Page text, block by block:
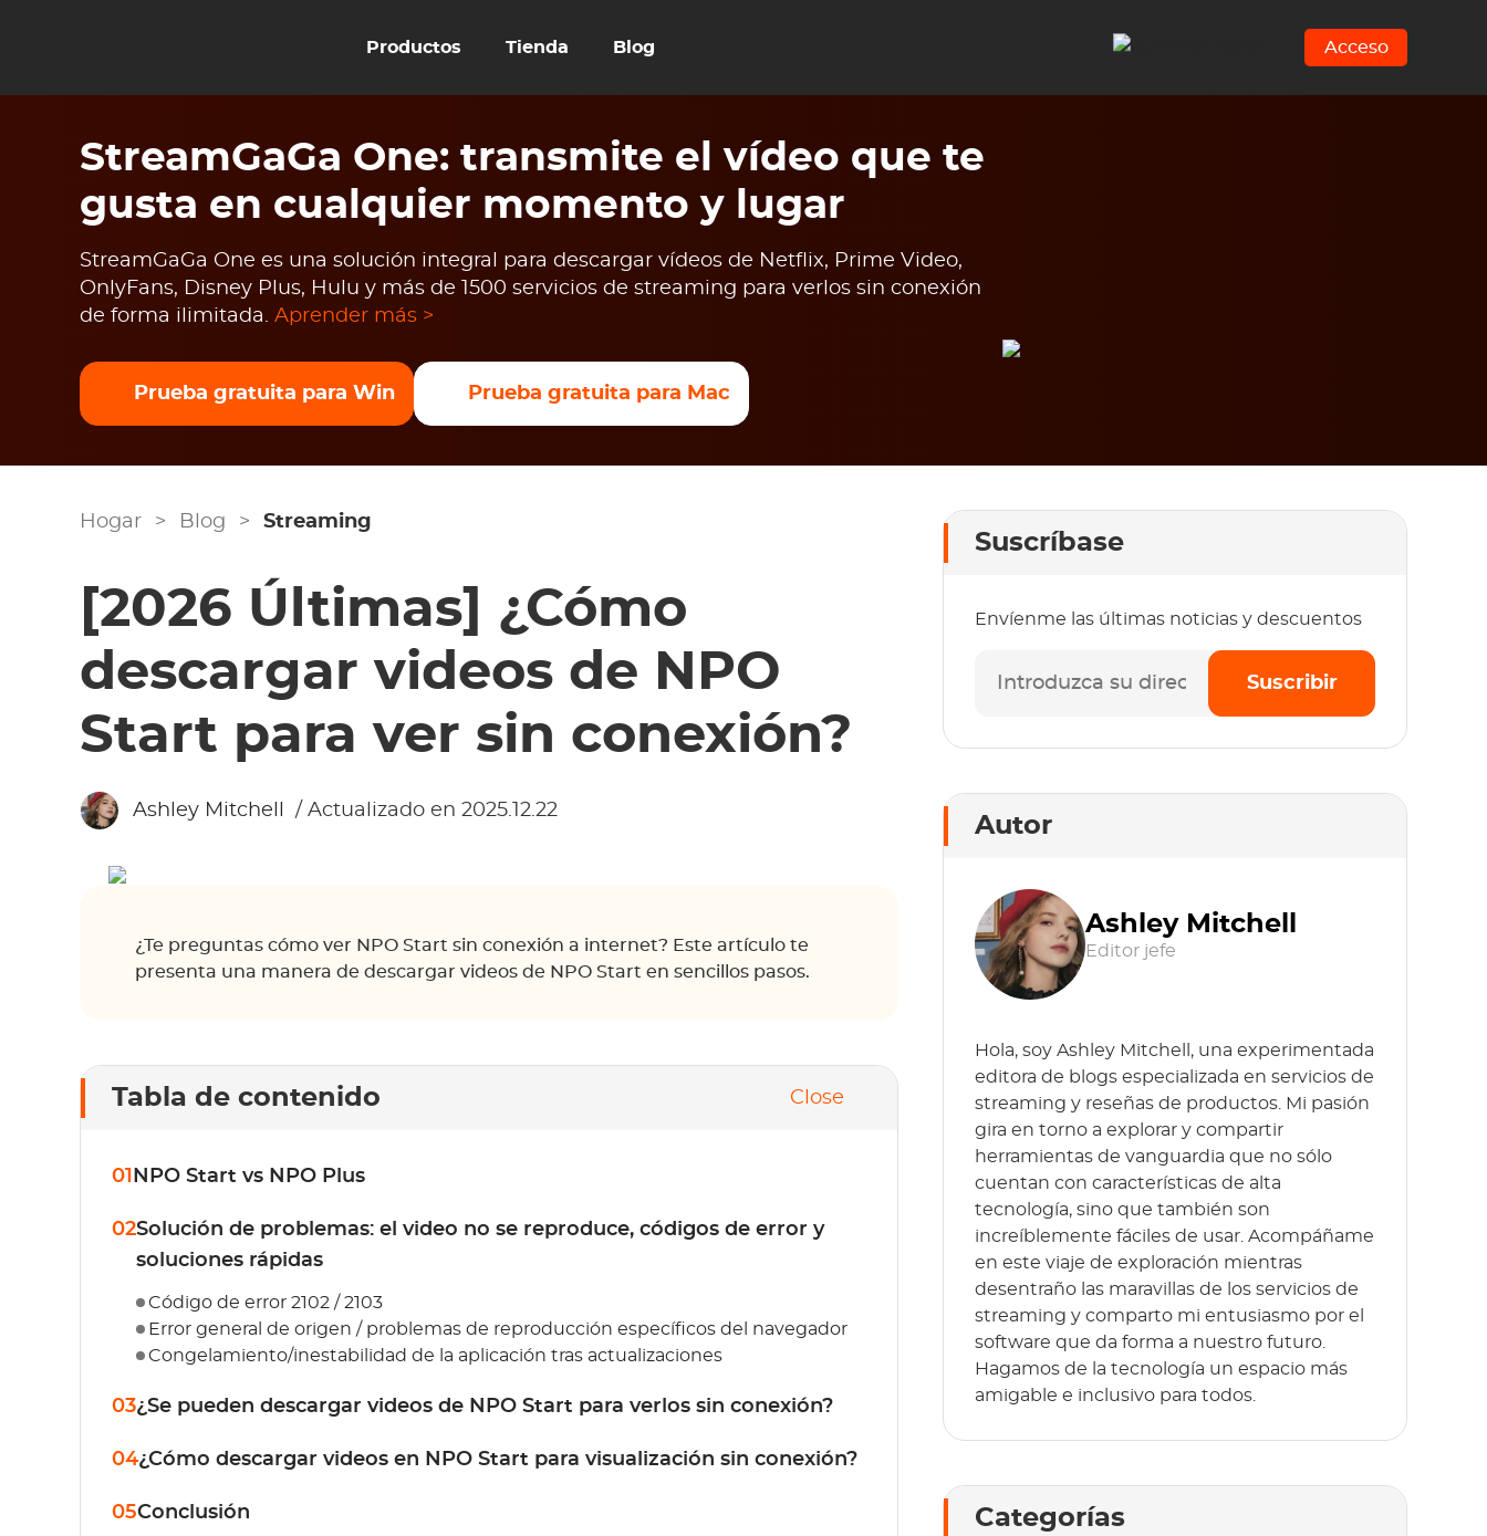
Productos Tienda Blog Acceso
StreamGaGa One: transmite el vídeo que te
gusta en cualquier momento y lugar
StreamGaGa One es una solución integral para descargar vídeos de Netflix, Prime Video,
OnlyFans, Disney Plus, Hulu y más de 1500 servicios de streaming para verlos sin conexión
de forma ilimitada. Aprender más >
Prueba gratuita para Win Prueba gratuita para Mac
Hogar > Blog > Streaming
[2026 Últimas] ¿Cómo
descargar videos de NPO
Start para ver sin conexión?
Ashley Mitchell / Actualizado en 2025.12.22
¿Te preguntas cómo ver NPO Start sin conexión a internet? Este artículo te
presenta una manera de descargar videos de NPO Start en sencillos pasos.
Tabla de contenido Close
01 NPO Start vs NPO Plus
02Solución de problemas: el video no se reproduce, códigos de error y
soluciones rápidas
Código de error 2102 / 2103
Error general de origen / problemas de reproducción específicos del navegador
Congelamiento/inestabilidad de la aplicación tras actualizaciones
03¿Se pueden descargar videos de NPO Start para verlos sin conexión?
04¿Cómo descargar videos en NPO Start para visualización sin conexión?
05Conclusión
Suscríbase
Envíenme las últimas noticias y descuentos
Suscribir
Autor
Ashley Mitchell
Editor jefe
Hola, soy Ashley Mitchell, una experimentada
editora de blogs especializada en servicios de
streaming y reseñas de productos. Mi pasión
gira en torno a explorar y compartir
herramientas de vanguardia que no sólo
cuentan con características de alta
tecnología, sino que también son
increíblemente fáciles de usar. Acompáñame
en este viaje de exploración mientras
desentraño las maravillas de los servicios de
streaming y comparto mi entusiasmo por el
software que da forma a nuestro futuro.
Hagamos de la tecnología un espacio más
amigable e inclusivo para todos.
Categorías